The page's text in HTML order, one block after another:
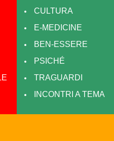
CULTURA
E-MEDICINE
BEN-ESSERE
PSICHÉ
TRAGUARDI
INCONTRI A TEMA